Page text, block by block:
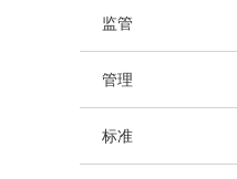
监管
管理
标准